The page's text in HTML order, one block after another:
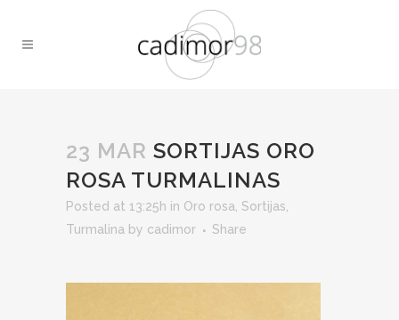
23 MAR SORTIJAS ORO
ROSA TURMALINAS
Posted at 13:25h in Oro rosa Sortijas
Turmalina by cadimor Share